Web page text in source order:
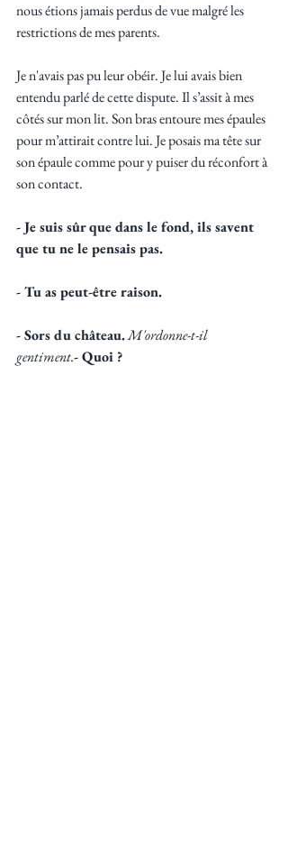
nous étions jamais perdus de vue malgré les
restrictions de mes parents.
Je n'avais pas pu leur obéir. Je lui avais bien
entendu parlé de cette dispute. Il s’assit à mes
côtés sur mon lit. Son bras entoure mes épaules
pour m’attirait contre lui. Je posais ma tête sur
son épaule comme pour y puiser du réconfort à
son contact.
- Je suis sûr que dans le fond, ils savent
que tu ne le pensais pas.
- Tu as peut-être raison.
- Sors du château.M'ordonne-t-il
gentiment.- Quoi ?